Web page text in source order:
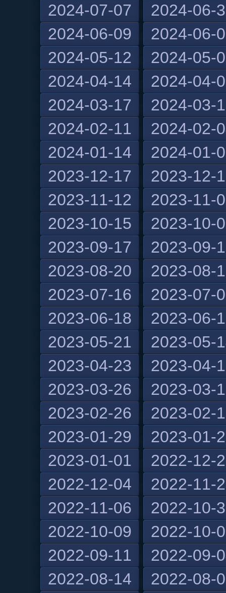
2024-07-07
2024-06-
2024-06-09
2024-06-
2024-05-12
2024-05-
2024-04-14
2024-04-
2024-03-17
2024-03-
2024-02-11
2024-02-
2024-01-14
2024-01-
2023-12-17
2023-12-
2023-11-12
2023-11-
2023-10-15
2023-10-
2023-09-17
2023-09-
2023-08-20
2023-08-
2023-07-16
2023-07-
2023-06-18
2023-06-
2023-05-21
2023-05-
2023-04-23
2023-04-
2023-03-26
2023-03-
2023-02-26
2023-02-
2023-01-29
2023-01-
2023-01-01
2022-12-
2022-12-04
2022-11-
2022-11-06
2022-10-
2022-10-09
2022-10-
2022-09-11
2022-09-
2022-08-14
2022-08-